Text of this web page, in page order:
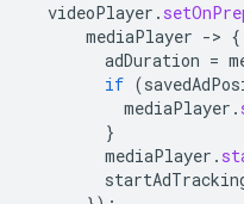
videoPlayer.
mediaPlayer -
adDuration
if (
mediaPlayer